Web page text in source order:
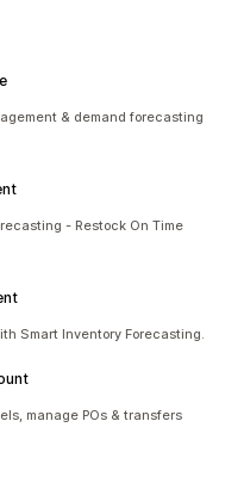
& demand forecasting
- Restock On Time
Smart Inventory Forecasting.
manage POs & transfers